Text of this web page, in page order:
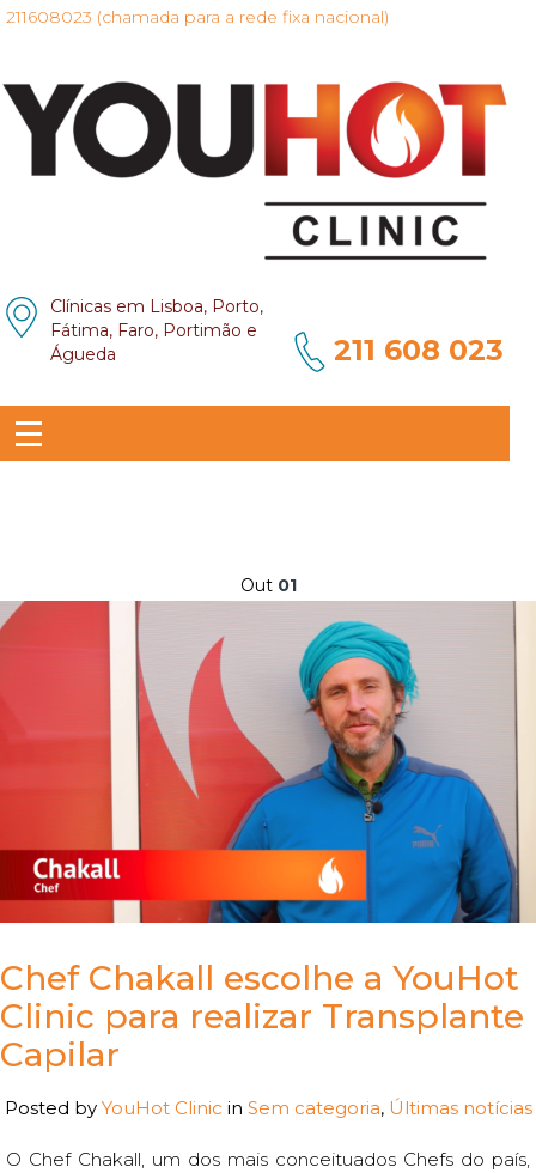
211608023 (chamada para a rede fixa nacional)
Clínicas em Lisboa, Porto,
Fátima, Faro, Portimão e
Águeda
211 608 023
Out 01
Chef Chakall escolhe a YouHot
Clinic para realizar Transplante
Capilar
Posted by YouHot Clinic in Sem categoria, Últimas notícias
O Chef Chakall, um dos mais conceituados Chefs do país,